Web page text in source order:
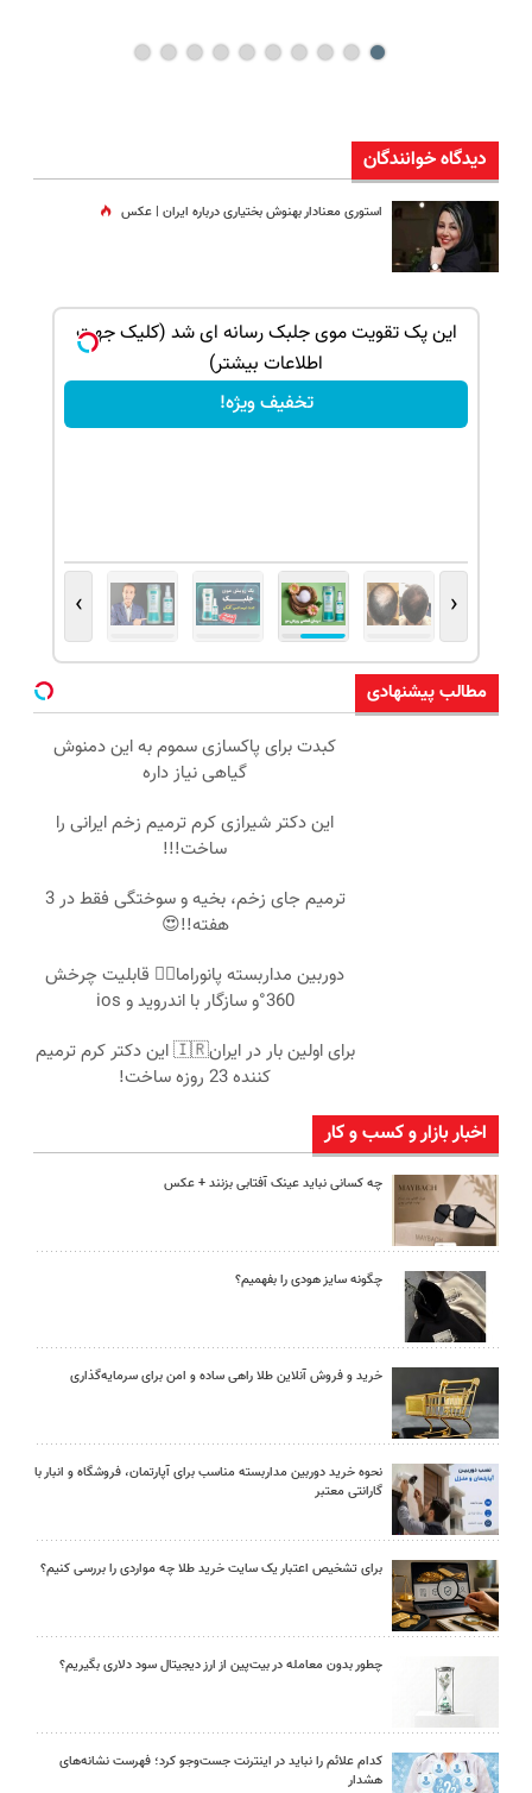
دیدگاه خوانندگان
استوری معنادار بهنوش بختیاری درباره ایران | عکس
این پک تقویت موی جلبک رسانه ای شد (کلیک جهت
اطلاعات بیشتر)
تخفیف ویژه!
‹
›
مطالب پیشنهادی
کبدت برای پاکسازی سموم به این دمنوش
گیاهی نیاز داره
این دکتر شیرازی کرم ترمیم زخم ایرانی را
ساخت!!!
ترمیم جای زخم، بخیه و سوختگی فقط در 3
هفته!!😍
دوربین مداربسته پانوراما👈🏻 قابلیت چرخش
360°و سازگار با اندروید و ios
برای اولین بار در ایران🇮🇷 این دکتر کرم ترمیم
کننده 23 روزه ساخت!
اخبار بازار و کسب و کار
چه کسانی نباید عینک آفتابی بزنند + عکس
چگونه سایز هودی را بفهمیم؟
خرید و فروش آنلاین طلا راهی ساده و امن برای سرمایه‌گذاری
نحوه خرید دوربین مداربسته مناسب برای آپارتمان، فروشگاه و انبار با
گارانتی معتبر
برای تشخیص اعتبار یک سایت خرید طلا چه مواردی را بررسی کنیم؟
چطور بدون معامله در بیت‌پین از ارز دیجیتال سود دلاری بگیریم؟
کدام علائم را نباید در اینترنت جست‌وجو کرد؛ فهرست نشانه‌های
هشدار